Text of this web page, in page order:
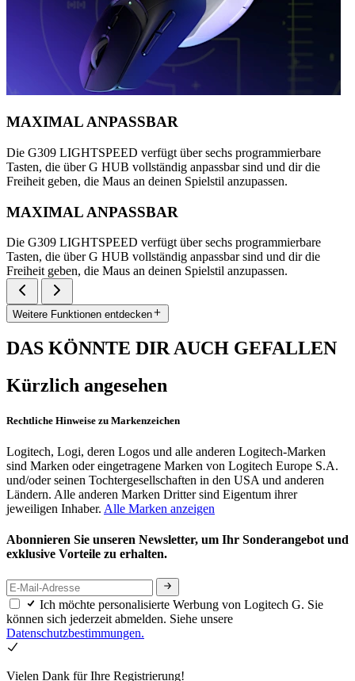
MAXIMAL ANPASSBAR
Die G309 LIGHTSPEED verfügt über sechs programmierbare
Tasten, die über G HUB vollständig anpassbar sind und dir die
Freiheit geben, die Maus an deinen Spielstil anzupassen.
MAXIMAL ANPASSBAR
Die G309 LIGHTSPEED verfügt über sechs programmierbare
Tasten, die über G HUB vollständig anpassbar sind und dir die
Freiheit geben, die Maus an deinen Spielstil anzupassen.
Weitere Funktionen entdecken
DAS KÖNNTE DIR AUCH GEFALLEN
Kürzlich angesehen
Rechtliche Hinweise zu Markenzeichen
Logitech, Logi, deren Logos und alle anderen Logitech-Marken
sind Marken oder eingetragene Marken von Logitech Europe S.A.
und/oder seinen Tochtergesellschaften in den USA und anderen
Ländern. Alle anderen Marken Dritter sind Eigentum ihrer
jeweiligen Inhaber. Alle Marken anzeigen
Abonnieren Sie unseren Newsletter, um Ihr Sonderangebot und
exklusive Vorteile zu erhalten.
Ich möchte personalisierte Werbung von Logitech G. Sie
können sich jederzeit abmelden. Siehe unsere
Datenschutzbestimmungen.
Vielen Dank für Ihre Registrierung!